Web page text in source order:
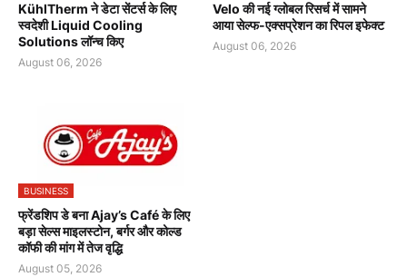
KühlTherm ने डेटा सेंटर्स के लिए
स्वदेशी Liquid Cooling
Solutions लॉन्च किए
August 06, 2026
Velo की नई ग्लोबल रिसर्च में सामने
आया सेल्फ-एक्सप्रेशन का रिपल इफेक्ट
August 06, 2026
BUSINESS
फ्रेंडशिप डे बना Ajay’s Café के लिए
बड़ा सेल्स माइलस्टोन, बर्गर और कोल्ड
कॉफी की मांग में तेज वृद्धि
August 05, 2026